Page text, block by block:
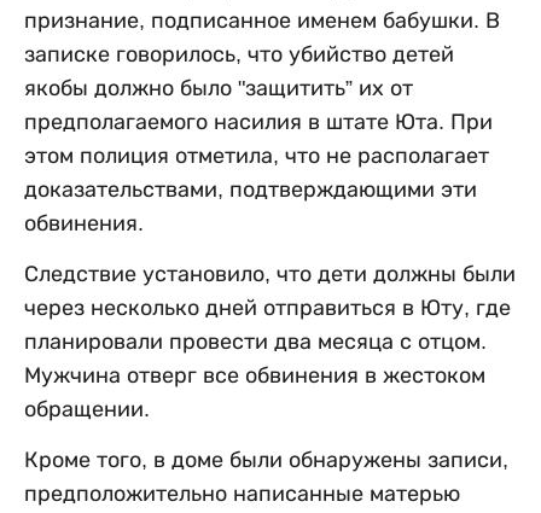
признание, подписанное именем бабушки. В
записке говорилось, что убийство детей
якобы должно было "защитить” их от
предполагаемого насилия в штате Юта. При
этом полиция отметила, что не располагает
доказательствами, подтверждающими эти
обвинения.
Следствие установило, что дети должны были
через несколько дней отправиться в Юту, где
планировали провести два месяца с отцом.
Мужчина отверг все обвинения в жестоком
обращении.
Кроме того, в доме были обнаружены записи,
предположительно написанные матерью